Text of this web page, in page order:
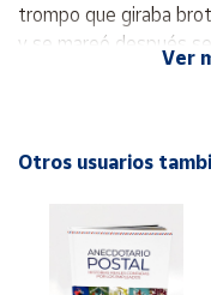
Hazte
vendedor
Cuenta
trompo que giraba
y se mareó después
Editorial: Trillas
Ver
Otros usuarios